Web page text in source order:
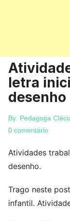
letra
desenho
By: Pedagoga
0 comentário
Atividades
desenho.
Trago neste
infantil.